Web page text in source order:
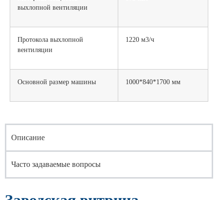
выхлопной вентиляции
Протокола выхлопной
вентиляции
1220 м3/ч
Основной размер машины 1000*840*1700 мм
Описание
Часто задаваемые вопросы